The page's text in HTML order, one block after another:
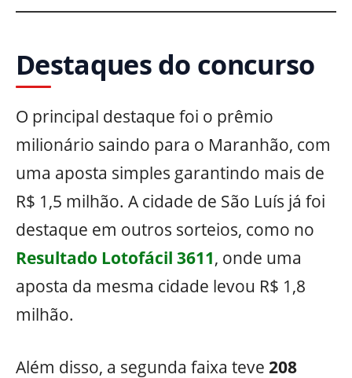
Destaques do concurso
O principal destaque foi o prêmio
milionário saindo para o Maranhão, com
uma aposta simples garantindo mais de
R$ 1,5 milhão. A cidade de São Luís já foi
destaque em outros sorteios, como no
Resultado Lotofácil 3611, onde uma
aposta da mesma cidade levou R$ 1,8
milhão.
Além disso, a segunda faixa teve 208